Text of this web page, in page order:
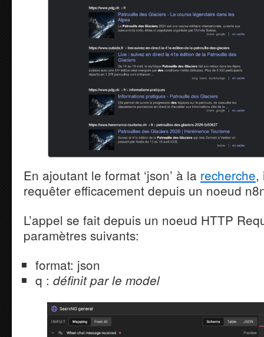
En ajoutant le format ‘json’ à la recherche,
requêter efficacement depuis un noeud
L’appel se fait depuis un noeud HTTP
paramètres suivants:
format: json
q : définit par le model